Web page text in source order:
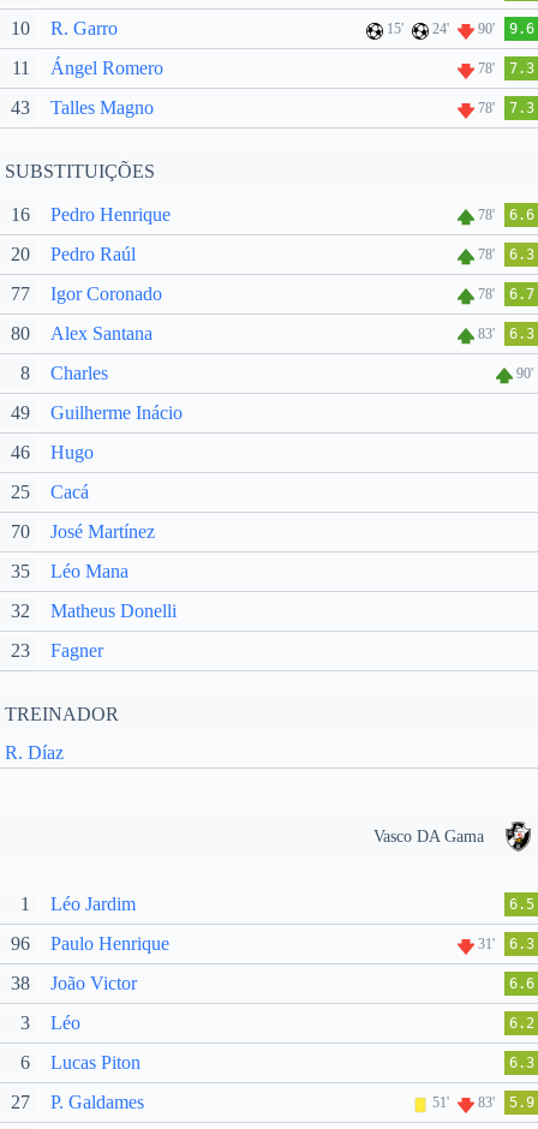
10 R. Garro 15' 24' 90' 9.6
11 Ángel Romero 78' 7.3
43 Talles Magno 78' 7.3
SUBSTITUIÇÕES
16 Pedro Henrique 78' 6.6
20 Pedro Raúl 78' 6.3
77 Igor Coronado 78' 6.7
80 Alex Santana 83' 6.3
8 Charles 90'
49
Guilherme Inácio
46
Hugo
25
Cacá
70
José Martínez
35
Léo Mana
32
Matheus Donelli
23
Fagner
TREINADOR
R. Díaz
Vasco DA Gama
1 Léo Jardim 6.5
96 Paulo Henrique 31' 6.3
38 João Victor 6.6
3 Léo 6.2
6 Lucas Piton 6.3
27 P. Galdames 51' 83' 5.9